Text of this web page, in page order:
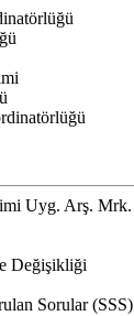
Uyg. Arş. Mrk.
Değişikliği
Sorular (SSS)